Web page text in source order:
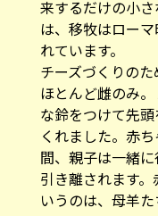
来するだけの小
は、移牧はロー
れています。
チーズづくりの
ほとんど雌のみ
な鈴をつけて先
くれました。赤
間、親子は一緒
引き離されます
いうのは、母羊